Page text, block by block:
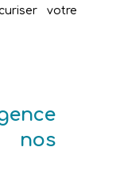
votre